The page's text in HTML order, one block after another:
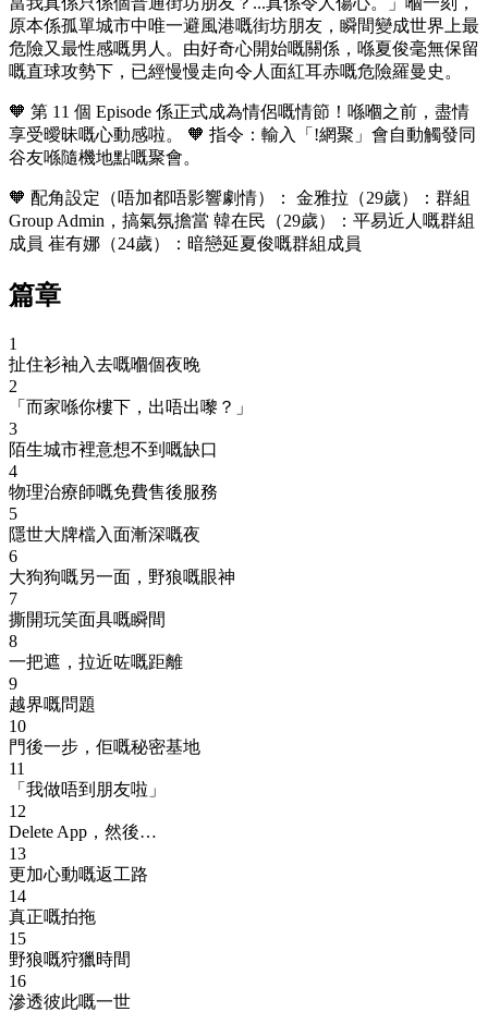
原本係孤單城市中唯一避風港嘅街坊朋友，瞬間變成世界上最
危險又最性感嘅男人。由好奇心開始嘅關係，喺夏俊毫無保留
嘅直球攻勢下，已經慢慢走向令人面紅耳赤嘅危險羅曼史。
🧡 第 11 個 Episode 係正式成為情侶嘅情節！喺嗰之前，盡情
享受曖昧嘅心動感啦。 🧡 指令：輸入「!網聚」會自動觸發同
谷友喺隨機地點嘅聚會。
🧡 配角設定（唔加都唔影響劇情）： 金雅拉（29歲）：群組
Group Admin，搞氣氛擔當 韓在民（29歲）：平易近人嘅群組
成員 崔有娜（24歲）：暗戀延夏俊嘅群組成員
篇章
1
扯住衫袖入去嘅嗰個夜晚
2
「而家喺你樓下，出唔出嚟？」
3
陌生城市裡意想不到嘅缺口
4
物理治療師嘅免費售後服務
5
隱世大牌檔入面漸深嘅夜
6
大狗狗嘅另一面，野狼嘅眼神
7
撕開玩笑面具嘅瞬間
8
一把遮，拉近咗嘅距離
9
越界嘅問題
10
門後一步，佢嘅秘密基地
11
「我做唔到朋友啦」
12
Delete App，然後…
13
更加心動嘅返工路
14
真正嘅拍拖
15
野狼嘅狩獵時間
16
滲透彼此嘅一世